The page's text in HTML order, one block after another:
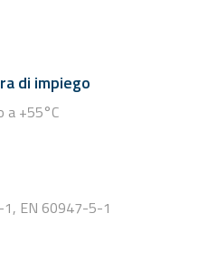
di impiego
a +55°C
1, EN 60947-5-1